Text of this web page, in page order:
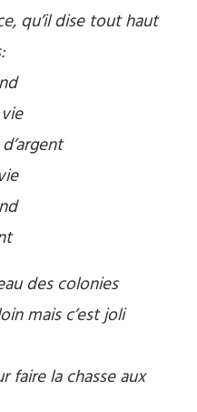
qu’il dise tout haut
des colonies
mais c’est joli
faire la chasse aux